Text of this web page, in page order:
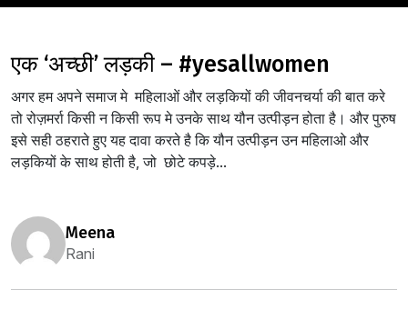
एक ‘अच्छी’ लड़की – #yesallwomen
अगर हम अपने समाज मे महिलाओं और लड़कियों की जीवनचर्या की बात करे
तो रोज़मर्रा किसी न किसी रूप मे उनके साथ यौन उत्पीड़न होता है। और पुरुष
इसे सही ठहराते हुए यह दावा करते है कि यौन उत्पीड़न उन महिलाओ और
लड़कियों के साथ होती है, जो छोटे कपड़े...
meena
Rani